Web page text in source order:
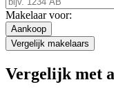
Makelaar voor:
Aankoop
Vergelijk makelaars
Vergelijk met